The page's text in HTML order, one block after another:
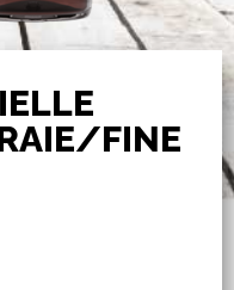
FINE